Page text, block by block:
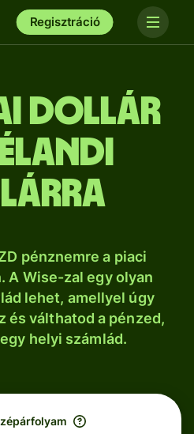
Regisztráció
dollár
pénznemre a piaci
A Wise-zal egy olyan
lehet, amellyel úgy
és válthatod a pénzed,
helyi számlád.